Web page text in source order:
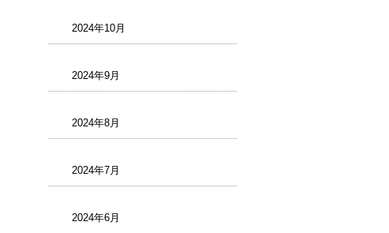
2024年10月
2024年9月
2024年8月
2024年7月
2024年6月